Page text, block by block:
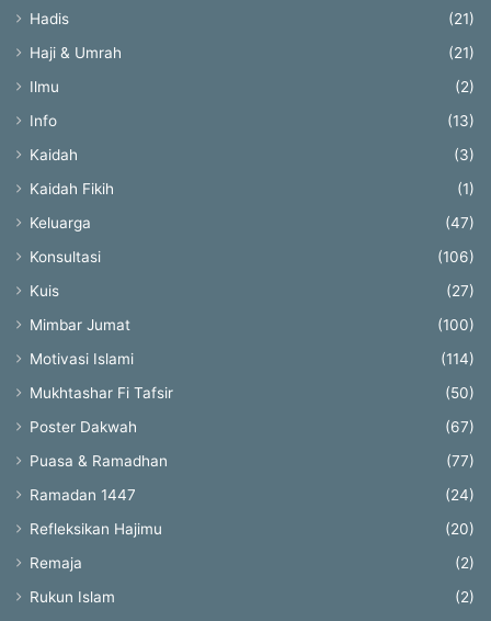
Hadis
(21)
Haji & Umrah
(21)
Ilmu
(2)
Info
(13)
Kaidah
(3)
Kaidah Fikih
(1)
Keluarga
(47)
Konsultasi
(106)
Kuis
(27)
Mimbar Jumat
(100)
Motivasi Islami
(114)
Mukhtashar Fi Tafsir
(50)
Poster Dakwah
(67)
Puasa & Ramadhan
(77)
Ramadan 1447
(24)
Refleksikan Hajimu
(20)
Remaja
(2)
Rukun Islam
(2)